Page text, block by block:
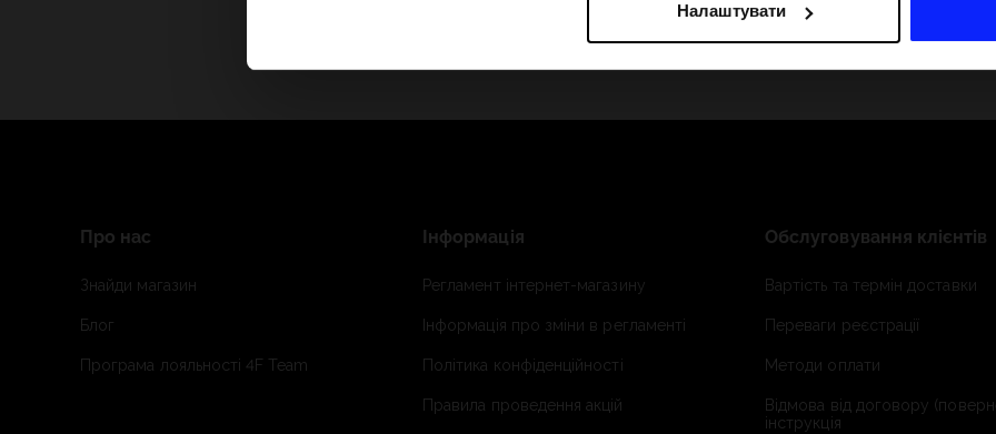
Налаштувати
Про нас
Знайди магазин
Блог
Програма лояльності 4F Team
Інформація
Регламент інтернет-магазину
Інформація про зміни в регламенті
Політика конфіденційності
Правила проведення акцій
Обслуговування клієнтів
Вартість та термін доставки
Переваги реєстрації
Методи оплати
Відмова від договору
інструкція